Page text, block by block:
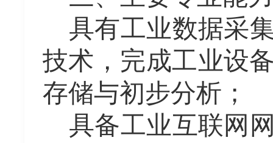
具有工业数据采
技术，完成工业设
存储与初步分析；
具备工业互联网